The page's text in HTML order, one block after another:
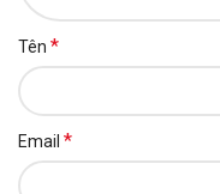
Tên *
Email *